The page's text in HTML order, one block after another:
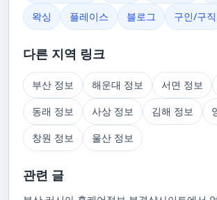
왁싱
플레이스 블로그 구인/구직
다른 지역 링크
부산 정보 해운대 정보 서면 정보
동래 정보
사상 정보 김해 정보
창원 정보
울산 정보
관련 글